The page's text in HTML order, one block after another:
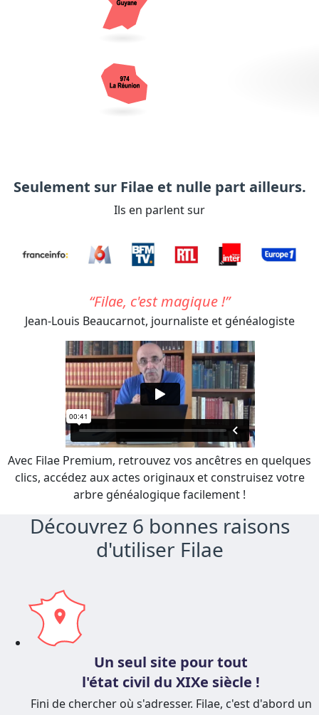
Seulement sur Filae et nulle part ailleurs.
Ils en parlent sur
Filae, c'est magique !
Jean-Louis Beaucarnot, journaliste et généalogiste
Avec Filae Premium, retrouvez vos ancêtres en quelques
clics, accédez aux actes originaux et construisez votre
arbre généalogique facilement !
Découvrez 6 bonnes raisons
d'utiliser Filae
Un seul site pour tout
l'état civil du XIXe siècle !
Fini de chercher où s'adresser. Filae, c'est d'abord un